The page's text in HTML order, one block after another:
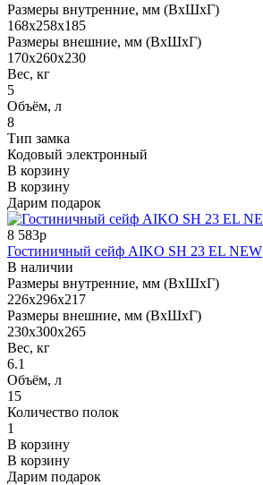
Размеры внутренние, мм (ВхШхГ)
168x258x185
Размеры внешние, мм (ВхШхГ)
170x260x230
Вес, кг
5
Объём, л
8
Тип замка
Кодовый электронный
В корзину
В корзину
Дарим подарок
8 583р
Гостиничный сейф AIKO SH 23 EL NEW
В наличии
Размеры внутренние, мм (ВхШхГ)
226x296x217
Размеры внешние, мм (ВхШхГ)
230x300x265
Вес, кг
6.1
Объём, л
15
Количество полок
1
В корзину
В корзину
Дарим подарок